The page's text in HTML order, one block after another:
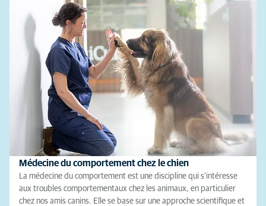
Médecine du comportement chez le chien
La médecine du comportement est une discipline qui s'intéresse
aux troubles comportementaux chez les animaux, en particulier
chez nos amis canins. Elle se base sur une approche scientifique et